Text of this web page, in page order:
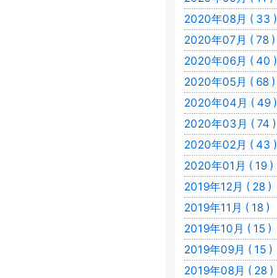
2020年08月 ( 33 )
2020年07月 ( 78 )
2020年06月 ( 40 )
2020年05月 ( 68 )
2020年04月 ( 49 )
2020年03月 ( 74 )
2020年02月 ( 43 )
2020年01月 ( 19 )
2019年12月 ( 28 )
2019年11月 ( 18 )
2019年10月 ( 15 )
2019年09月 ( 15 )
2019年08月 ( 28 )